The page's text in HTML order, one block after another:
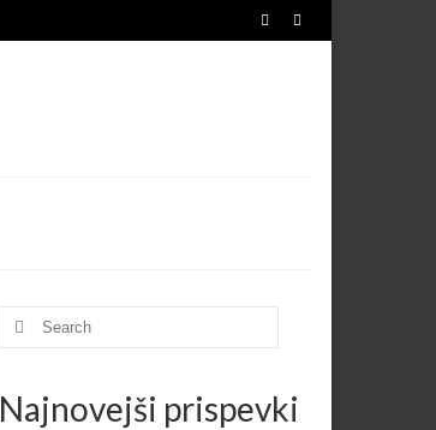
Search
Najnovejši prispevki